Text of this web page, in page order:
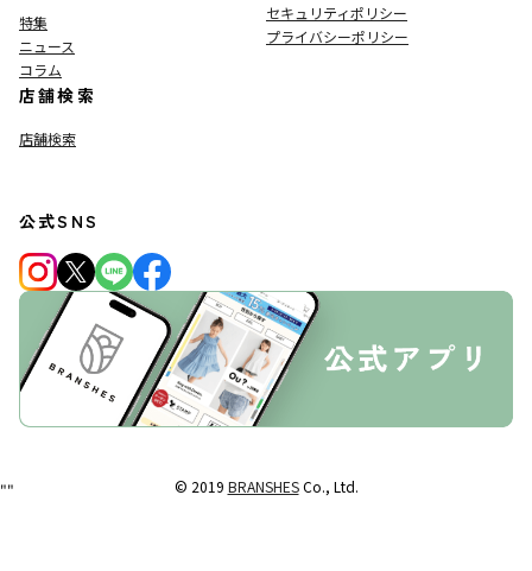
特集
ニュース
コラム
店舗検索
店舗検索
セキュリティポリシー
プライバシーポリシー
公式SNS
© 2019 BRANSHESCo., Ltd.
""